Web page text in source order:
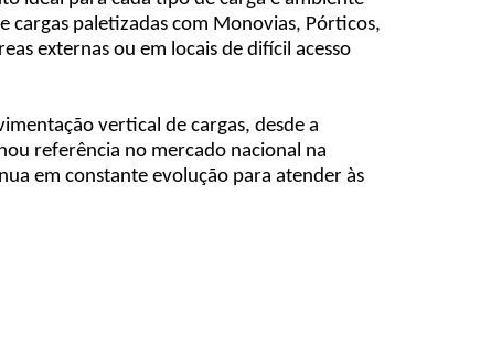
cargas paletizadas com Monovias, Pórticos,
externas ou em locais de difícil acesso
vertical de cargas, desde a
referência no mercado nacional na
em constante evolução para atender às